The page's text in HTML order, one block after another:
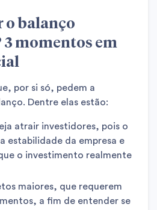
o balanço
momentos em
por si só, pedem a
Dentre elas estão:
atrair investidores, pois o
estabilidade da empresa e
o investimento realmente
maiores, que requerem
a fim de entender se